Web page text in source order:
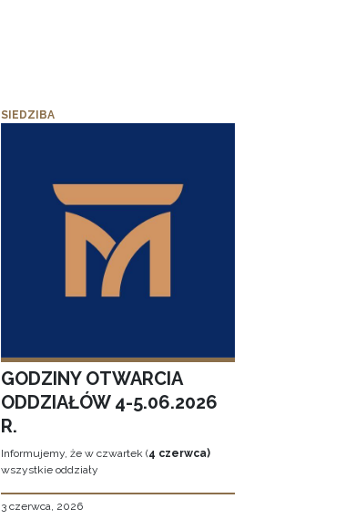
SIEDZIBA
GODZINY OTWARCIA
ODDZIAŁÓW 4-5.06.2026
R.
Informujemy, że w czwartek (4 czerwca)
wszystkie oddziały
3 czerwca, 2026